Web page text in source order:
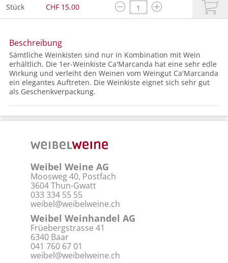
Stück CHF 15.00
Beschreibung
Sämtliche Weinkisten sind nur in Kombination mit Wein
erhältlich. Die 1er-Weinkiste Ca'Marcanda hat eine sehr edle
Wirkung und verleiht den Weinen vom Weingut Ca'Marcanda
ein elegantes Auftreten. Die Weinkiste eignet sich sehr gut
als Geschenkverpackung.
Weibel Weine AG
Moosweg 40, Postfach
3604 Thun-Gwatt
033 334 55 55
weibel@weibelweine.ch
Weibel Weinhandel AG
Früebergstrasse 41
6340 Baar
041 760 67 01
weibel@weibelweine.ch